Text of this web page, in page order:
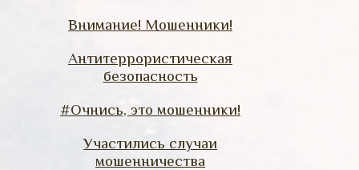
Внимание! Мошенники!
Антитеррористическая
безопасность
#Очнись, это мошенники!
Участились случаи
мошенничества